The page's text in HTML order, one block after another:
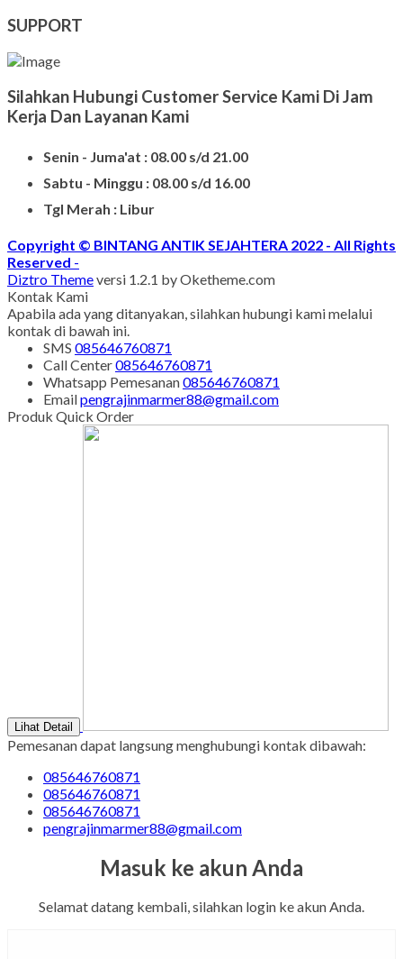
SUPPORT
Silahkan Hubungi Customer Service Kami Di Jam
Kerja Dan Layanan Kami
Senin - Juma'at : 08.00 s/d 21.00
Sabtu - Minggu : 08.00 s/d 16.00
Tgl Merah : Libur
Copyright © BINTANG ANTIK SEJAHTERA 2022 - All Rights
Reserved -
Diztro Themeversi 1.2.1 by Oketheme.com
Kontak Kami
Apabila ada yang ditanyakan, silahkan hubungi kami melalui
kontak di bawah ini.
SMS 085646760871
Call Center085646760871
Whatsapp Pemesanan085646760871
Emailpengrajinmarmer88@gmail.com
Produk Quick Order
Lihat Detail
Pemesanan dapat langsung menghubungi kontak dibawah:
085646760871
085646760871
085646760871
pengrajinmarmer88@gmail.com
Masuk ke akun Anda
Selamat datang kembali, silahkan login ke akun Anda.